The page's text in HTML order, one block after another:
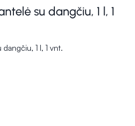
su dangčiu, 1 l, 1